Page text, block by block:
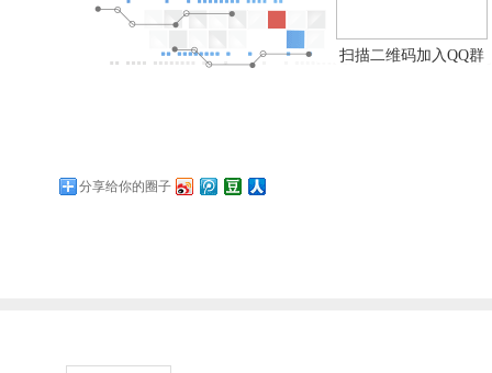
扫描二维码加入QQ群
分享给你的圈子